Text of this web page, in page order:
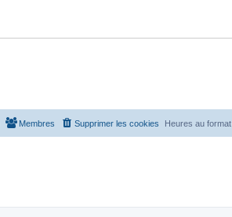
Heures au format
Supprimer les cookies
Membres